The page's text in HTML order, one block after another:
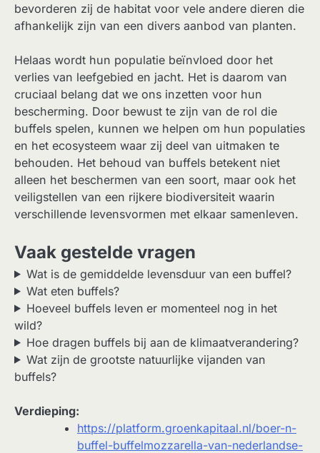
bevorderen zij de habitat voor vele andere dieren die
afhankelijk zijn van een divers aanbod van planten.
Helaas wordt hun populatie beïnvloed door het
verlies van leefgebied en jacht. Het is daarom van
cruciaal belang dat we ons inzetten voor hun
bescherming. Door bewust te zijn van de rol die
buffels spelen, kunnen we helpen om hun populaties
en het ecosysteem waar zij deel van uitmaken te
behouden. Het behoud van buffels betekent niet
alleen het beschermen van een soort, maar ook het
veiligstellen van een rijkere biodiversiteit waarin
verschillende levensvormen met elkaar samenleven.
Vaak gestelde vragen
Wat is de gemiddelde levensduur van een buffel?
Wat eten buffels?
Hoeveel buffels leven er momenteel nog in het
wild?
Hoe dragen buffels bij aan de klimaatverandering?
Wat zijn de grootste natuurlijke vijanden van
buffels?
Verdieping:
https://platform.groenkapitaal.nl/boer-n-
buffel-buffelmozzarella-van-nederlandse-